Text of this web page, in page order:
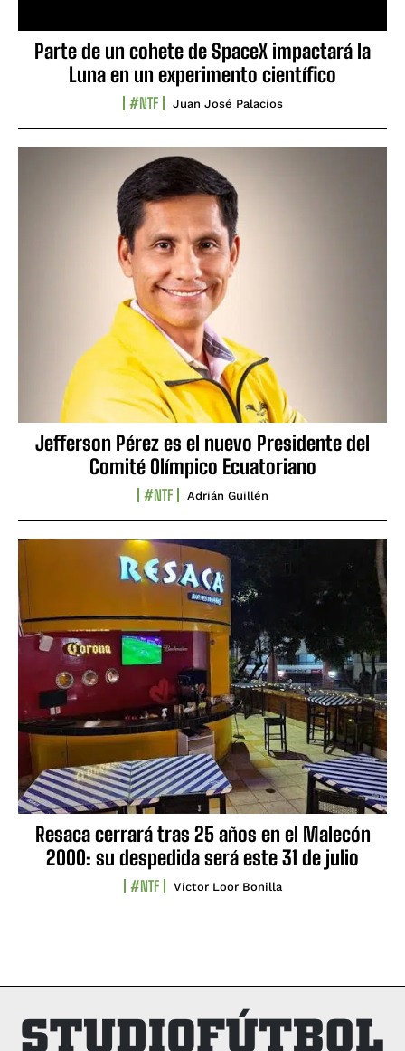
Parte de un cohete de SpaceX impactará la
Luna en un experimento científico
#NTF Juan José Palacios
Jefferson Pérez es el nuevo Presidente del
Comité Olímpico Ecuatoriano
#NTF Adrián Guillén
Resaca cerrará tras 25 años en el Malecón
2000: su despedida será este 31 de julio
#NTF Víctor Loor Bonilla